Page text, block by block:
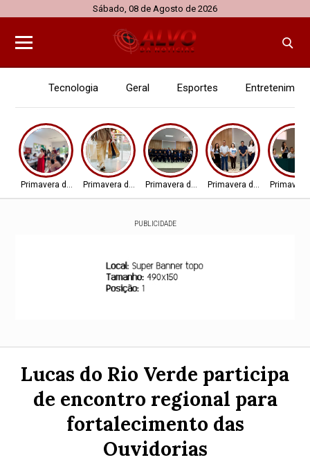
Sábado, 08 de Agosto de 2026
Tecnologia Geral Esportes
Primavera do LestePrimavera do LestePrimavera do LestePrimavera do Leste
PUBLICIDADE
Lucas do Rio Verde participa
de encontro regional para
fortalecimento das
Ouvidorias